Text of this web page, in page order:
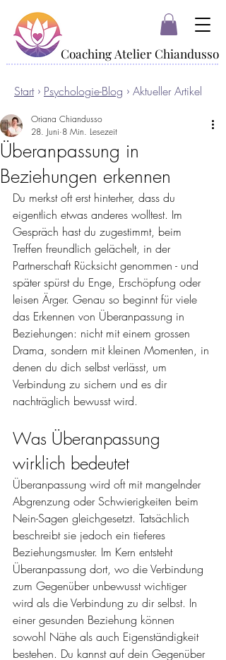
Coaching Atelier Chiandusso
Coaching Atelier Chiandusso
Start› Psychologie-Blog › Aktueller Artikel
Überanpassung in
Beziehungen erkennen
Oriana Chiandusso
28. Juni 8 Min. Lesezeit
Du merkst oft erst hinterher, dass du
eigentlich etwas anderes wolltest. Im
Gespräch hast du zugestimmt, beim
Treffen freundlich gelächelt, in der
Partnerschaft Rücksicht genommen - und
später spürst du Enge, Erschöpfung oder
leisen Ärger. Genau so beginnt für viele
das Erkennen von Überanpassung in
Beziehungen: nicht mit einem grossen
Drama, sondern mit kleinen Momenten, in
denen du dich selbst verlässt, um
Verbindung zu sichern und es dir
nachträglich bewusst wird.
Was Überanpassung
wirklich bedeutet
Überanpassung wird oft mit mangelnder
Abgrenzung oder Schwierigkeiten beim
Nein-Sagen gleichgesetzt. Tatsächlich
beschreibt sie jedoch ein tieferes
Beziehungsmuster. Im Kern entsteht
Überanpassung dort, wo die Verbindung
zum Gegenüber unbewusst wichtiger
wird als die Verbindung zu dir selbst. In
einer gesunden Beziehung können
sowohl Nähe als auch Eigenständigkeit
bestehen. Du kannst auf dein Gegenüber